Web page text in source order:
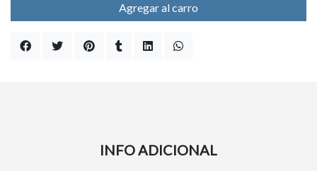
Agregar al carro
INFO ADICIONAL